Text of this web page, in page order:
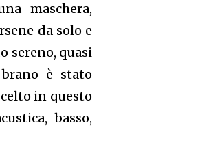
maschera,
da solo e
sereno, quasi
è stato
in questo
basso,